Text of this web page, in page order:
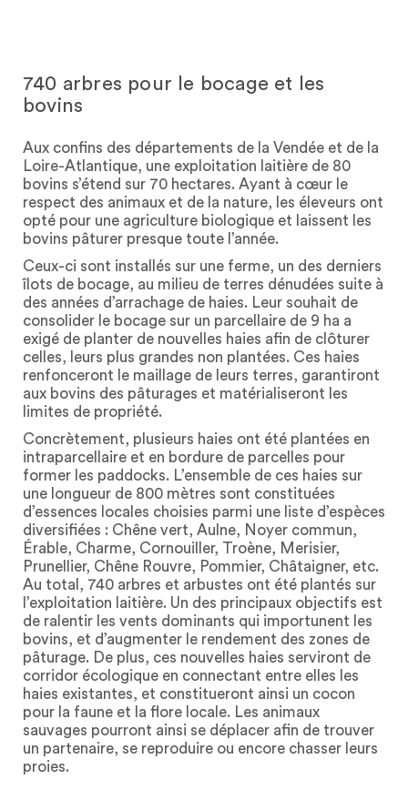
740 arbres pour le bocage et les
bovins
Aux confins des départements de la Vendée et de la
Loire-Atlantique, une exploitation laitière de 80
bovins s’étend sur 70 hectares. Ayant à cœur le
respect des animaux et de la nature, les éleveurs ont
opté pour une agriculture biologique et laissent les
bovins pâturer presque toute l’année.
Ceux-ci sont installés sur une ferme, un des derniers
îlots de bocage, au milieu de terres dénudées suite à
des années d’arrachage de haies. Leur souhait de
consolider le bocage sur un parcellaire de 9 ha a
exigé de planter de nouvelles haies afin de clôturer
celles, leurs plus grandes non plantées. Ces haies
renfonceront le maillage de leurs terres, garantiront
aux bovins des pâturages et matérialiseront les
limites de propriété.
Concrètement, plusieurs haies ont été plantées en
intraparcellaire et en bordure de parcelles pour
former les paddocks. L’ensemble de ces haies sur
une longueur de 800 mètres sont constituées
d’essences locales choisies parmi une liste d’espèces
diversifiées : Chêne vert, Aulne, Noyer commun,
Érable, Charme, Cornouiller, Troène, Merisier,
Prunellier, Chêne Rouvre, Pommier, Châtaigner, etc.
Au total, 740 arbres et arbustes ont été plantés sur
l’exploitation laitière. Un des principaux objectifs est
de ralentir les vents dominants qui importunent les
bovins, et d’augmenter le rendement des zones de
pâturage. De plus, ces nouvelles haies serviront de
corridor écologique en connectant entre elles les
haies existantes, et constitueront ainsi un cocon
pour la faune et la flore locale. Les animaux
sauvages pourront ainsi se déplacer afin de trouver
un partenaire, se reproduire ou encore chasser leurs
proies.